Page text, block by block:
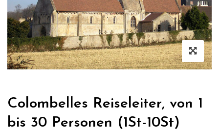
Colombelles Reiseleiter, von 1
bis 30 Personen (1St-10St)